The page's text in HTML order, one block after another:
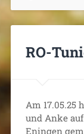
RO-
Am 17.05.25
und Anke
Eningen